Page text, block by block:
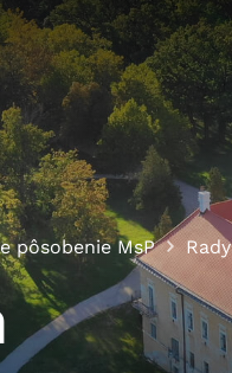
pôsobenie MsP